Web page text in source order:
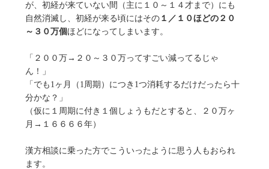
が、初経が来ていない間（主に１０～１４才まで）にも
自然消滅し、初経が来る頃にはその １／１０ほどの２０
～３０万個ほどになってしまいます。
「２００万→２０～３０万ってすごい減ってるじゃ
ん！」
「でも1ヶ月（1周期）につき1つ消耗するだけだったら十
分かな？」
（仮に１周期に付き１個しょうもだとすると、２０万ヶ
月→１６６６６年）
漢方相談に乗った方でこういったように思う人もおられ
ます。